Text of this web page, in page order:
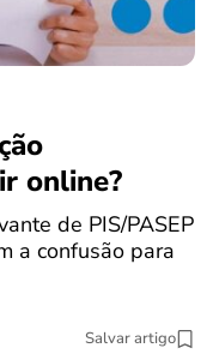
online?
de PIS/PASEP
a confusão para
Salvar artigo